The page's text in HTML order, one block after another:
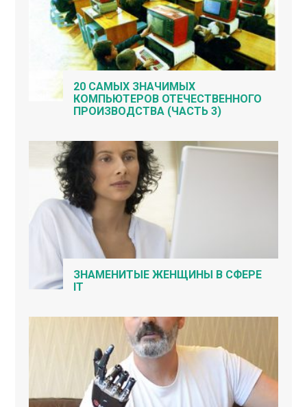
20 САМЫХ ЗНАЧИМЫХ
КОМПЬЮТЕРОВ ОТЕЧЕСТВЕННОГО
ПРОИЗВОДСТВА (ЧАСТЬ 3)
ЗНАМЕНИТЫЕ ЖЕНЩИНЫ В СФЕРЕ
IT